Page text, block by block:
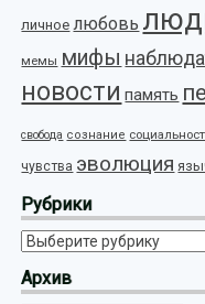
личное любовь
мемы мифы
новости память
свобода сознание
чувства эволюция
Рубрики
Рубрики
Архив